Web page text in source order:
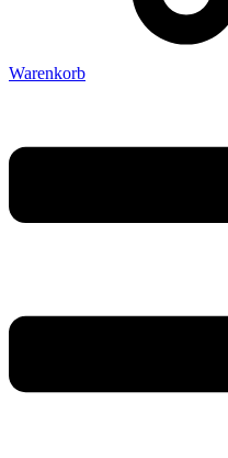
Warenkorb